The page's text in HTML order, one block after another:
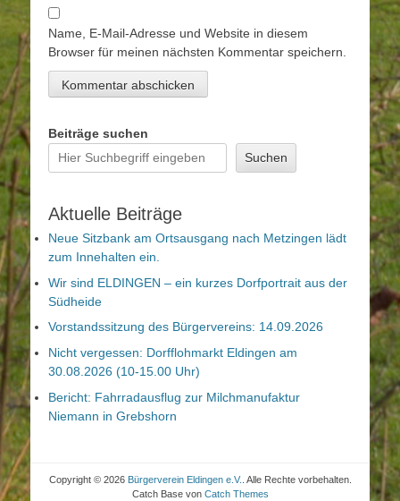
Name, E-Mail-Adresse und Website in diesem
Browser für meinen nächsten Kommentar speichern.
Beiträge suchen
Suchen
Aktuelle Beiträge
Neue Sitzbank am Ortsausgang nach Metzingen lädt
zum Innehalten ein.
Wir sind ELDINGEN – ein kurzes Dorfportrait aus der
Südheide
Vorstandssitzung des Bürgervereins: 14.09.2026
Nicht vergessen: Dorfflohmarkt Eldingen am
30.08.2026 (10-15.00 Uhr)
Bericht: Fahrradausflug zur Milchmanufaktur
Niemann in Grebshorn
Copyright © 2026 Bürgerverein Eldingen e.V.. Alle Rechte vorbehalten.
Catch Base von Catch Themes